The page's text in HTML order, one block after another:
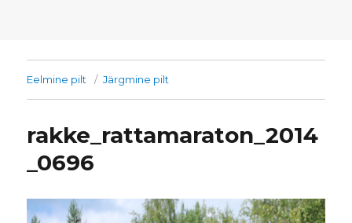
Eelmine pilt Järgmine pilt
rakke_rattamaraton_2014
_0696